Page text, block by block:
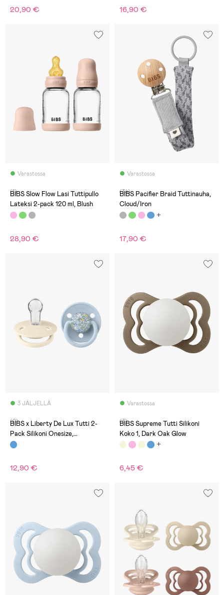
20,90 € 16,90 €
Varastossa
(1)
BIBS Slow Flow Lasi Tuttipullo
Lateksi 2-pack 120 ml, Blush
28,90 €
Varastossa
(34)
BIBS Pacifier Braid Tuttinauha,
Cloud/Iron
17,90 €
3 JÄLJELLÄ
(0)
BIBS x Liberty De Lux Tutti 2-
Pack Silikoni Onesize,
Eloise/Baby Blue Mix
12,90 €
Varastossa
(3)
BIBS Supreme Tutti Silikoni
Koko 1, Dark Oak Glow
6,45 €